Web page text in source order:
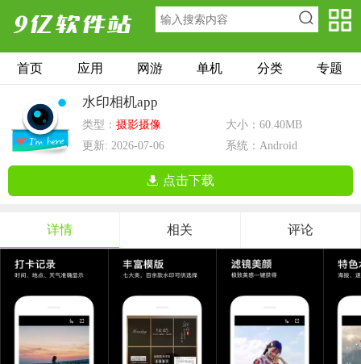
首页 应用 网游 单机 分类 专题
水印相机app
类型： 摄影摄像
大小：60.40MB
更新: 2026-07-06
系统：Android
点击下载
详情 相关 评论